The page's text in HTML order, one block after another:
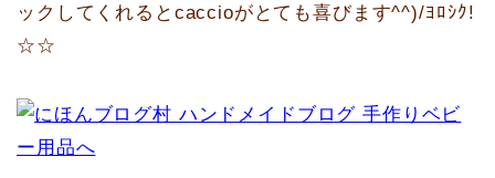
ックしてくれるとcaccioがとても喜びます^^)/ﾖﾛｼｸ!
☆☆